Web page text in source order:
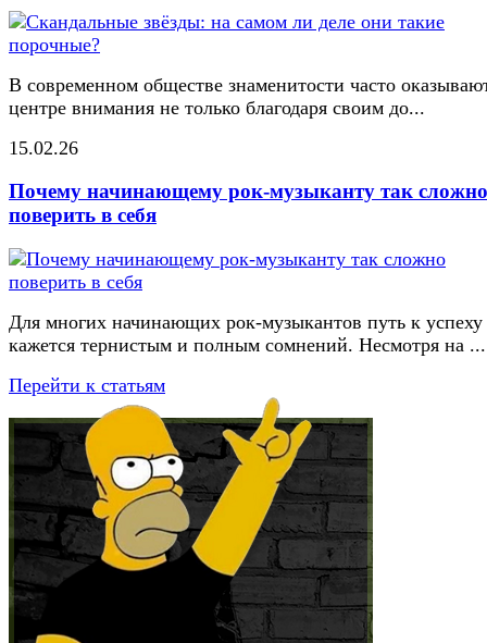
В современном обществе знаменитости часто
центре внимания не только благодаря своим до...
15.02.26
Почему начинающему рок-музыканту так сложно
поверить в себя
Для многих начинающих рок-музыкантов путь к успеху
кажется тернистым и полным сомнений. Несмотря на ...
Перейти к статьям